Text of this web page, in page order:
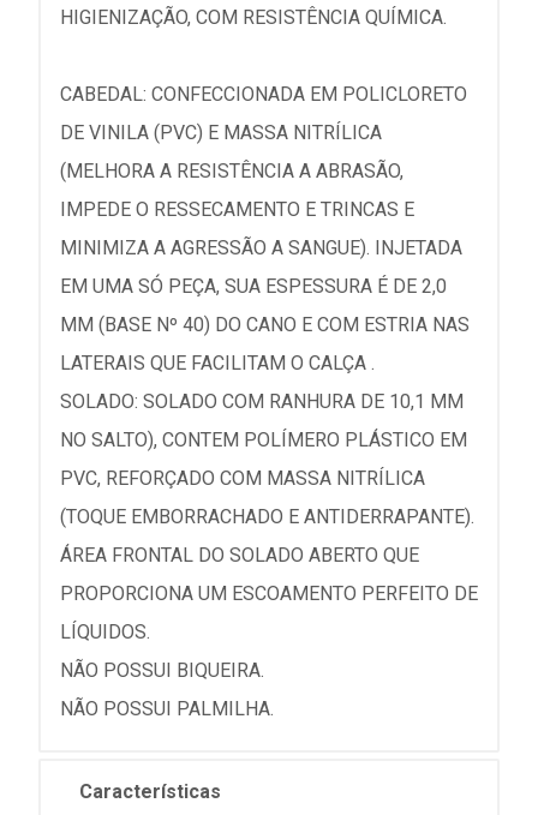
HIGIENIZAÇÃO, COM RESISTÊNCIA QUÍMICA.
CABEDAL: CONFECCIONADA EM POLICLORETO
DE VINILA (PVC) E MASSA NITRÍLICA
(MELHORA A RESISTÊNCIA A ABRASÃO,
IMPEDE O RESSECAMENTO E TRINCAS E
MINIMIZA A AGRESSÃO A SANGUE). INJETADA
EM UMA SÓ PEÇA, SUA ESPESSURA É DE 2,0
MM (BASE Nº 40) DO CANO E COM ESTRIA NAS
LATERAIS QUE FACILITAM O CALÇA .
SOLADO: SOLADO COM RANHURA DE 10,1 MM
NO SALTO), CONTEM POLÍMERO PLÁSTICO EM
PVC, REFORÇADO COM MASSA NITRÍLICA
(TOQUE EMBORRACHADO E ANTIDERRAPANTE).
ÁREA FRONTAL DO SOLADO ABERTO QUE
PROPORCIONA UM ESCOAMENTO PERFEITO DE
LÍQUIDOS.
NÃO POSSUI BIQUEIRA.
NÃO POSSUI PALMILHA.
Características